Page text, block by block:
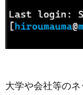
大学や会社等の